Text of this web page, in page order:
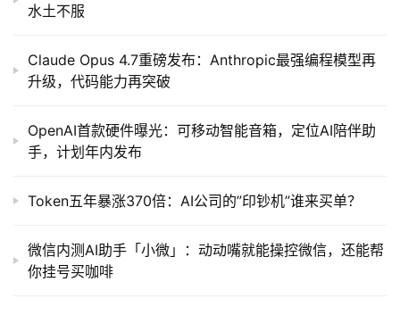
水土不服
Claude Opus 4.7重磅发布：Anthropic最强编程模型再
升级，代码能力再突破
OpenAI首款硬件曝光：可移动智能音箱，定位AI陪伴助
手，计划年内发布
Token五年暴涨370倍：AI公司的”印钞机”谁来买单？
微信内测AI助手「小微」：动动嘴就能操控微信，还能帮
你挂号买咖啡